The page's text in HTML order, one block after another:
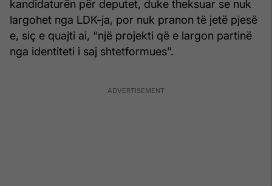
kandidaturën për deputet, duke theksuar se nuk
largohet nga LDK-ja, por nuk pranon të jetë pjesë
e, siç e quajti ai, “një projekti që e largon partinë
nga identiteti i saj shtetformues”.